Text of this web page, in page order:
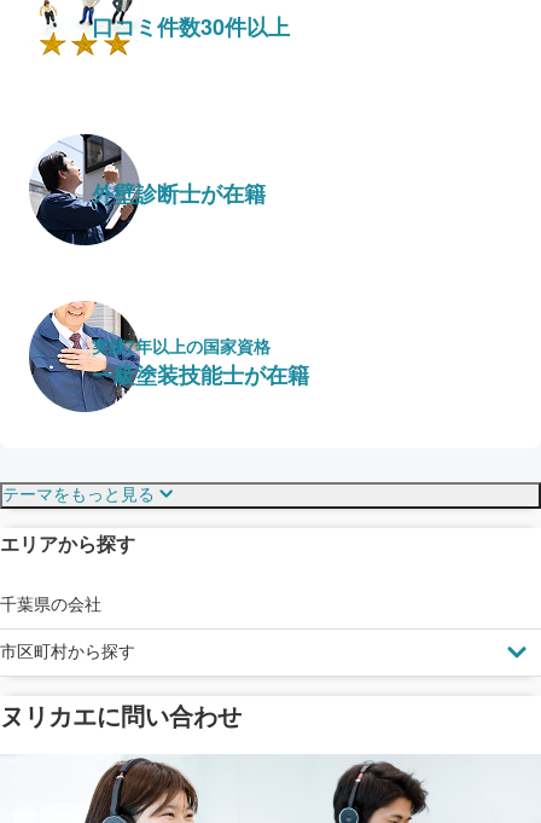
口コミ件数30件以上
外壁診断士が在籍
実績7年以上の国家資格
一級塗装技能士が在籍
塗料の​品質を​保証
メーカー保証
見えにくい屋根も安心
ドローン診断
省エネ効果
断熱・遮熱塗料対応
テーマをもっと見る
エリアから探す
千葉県の会社
市区町村から探す
ヌリカエに問い合わせ